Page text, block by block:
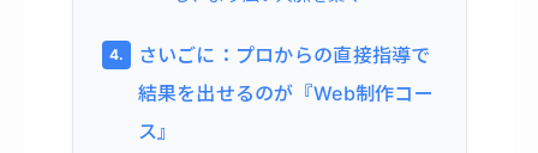
さいごに：プロからの直接指導で
結果を出せるのが『Web制作コー
ス』